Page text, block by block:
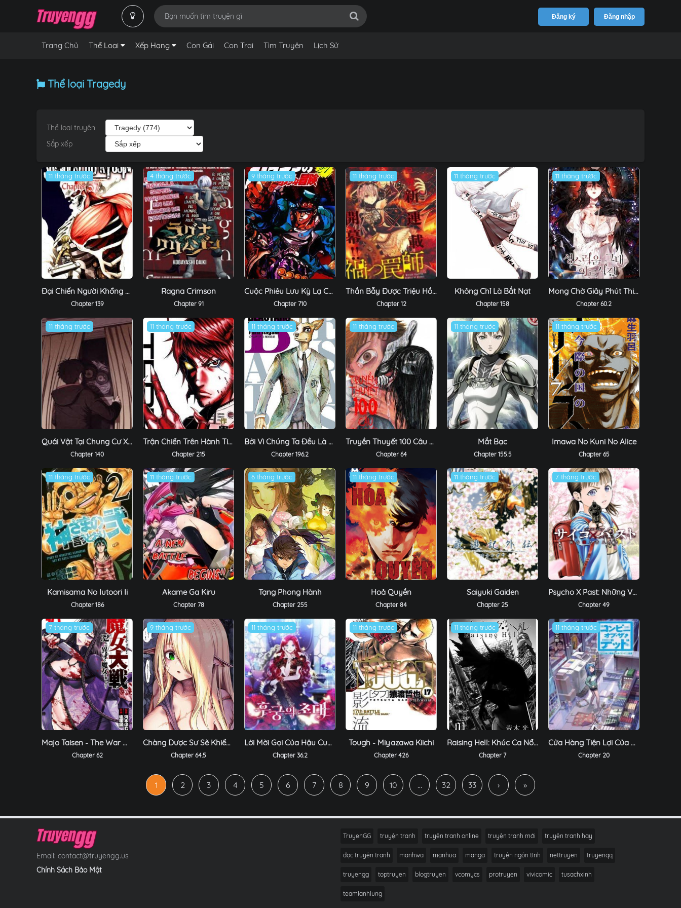
Đăng ký Đăng nhập
Trang Chủ Thể Loại Xếp Hạng Con Gái Con Trai Tìm Truyện Lịch Sử
Thể loại Tragedy
Thể loại truyện
Sắp xếp
11 tháng trước
Đại Chiến Người Khổng Lồ
Chapter 139
4 tháng trước
Ragna Crimson
Chapter 91
9 tháng trước
Cuộc Phiêu Lưu Kỳ Lạ Của Jojo
Chapter 710
11 tháng trước
Thần Bẫy Được Triệu Hồi Sang Dị Giới: Kẻ Săn Anh Hùng
Chapter 12
11 tháng trước
Không Chỉ Là Bắt Nạt
Chapter 158
11 tháng trước
Mong Chờ Giây Phút Thiêng Liêng Được Chạm Tới Người
Chapter 60.2
11 tháng trước
Quái Vật Tại Chung Cư Xanh
Chapter 140
11 tháng trước
Trận Chiến Trên Hành Tinh Đỏ
Chapter 215
11 tháng trước
Bởi Vì Chúng Ta Đều Là Những Ngôi Sao
Chapter 196.2
11 tháng trước
Truyền Thuyết 100 Câu Chuyện Ma
Chapter 64
11 tháng trước
Mắt Bạc
Chapter 155.5
11 tháng trước
Imawa No Kuni No Alice
Chapter 65
11 tháng trước
Kamisama No Iutoori Ii
Chapter 186
11 tháng trước
Akame Ga Kiru
Chapter 78
6 tháng trước
Tạng Phong Hành
Chapter 255
11 tháng trước
Hoả Quyền
Chapter 84
11 tháng trước
Saiyuki Gaiden
Chapter 25
7 tháng trước
Psycho X Past: Những Vụ Án Giết Người Kỳ Quái
Chapter 49
7 tháng trước
Majo Taisen - The War Of Greedy Witches
Chapter 62
9 tháng trước
Chàng Dược Sư Sẽ Khiến Nàng Elf Được Hạnh Phúc
Chapter 64.5
11 tháng trước
Lời Mời Gọi Của Hậu Cung
Chapter 36.2
11 tháng trước
Tough - Miyazawa Kiichi
Chapter 426
11 tháng trước
Raising Hell: Khúc Ca Nổi Loạn
Chapter 7
11 tháng trước
Cửa Hàng Tiện Lợi Của Cái Chết: Người Nhân Viên Sẽ Được Giải Cứu Sau 100 Ngày
Chapter 20
1 2 3 4 5 6 7 8 9 10 ... 32 33 › »
Email: contact@truyengg.us
Chính Sách Bảo Mật
TruyenGG truyện tranh truyện tranh online truyện tranh mới truyện tranh hay
đọc truyện tranh manhwa manhua manga truyện ngôn tình nettruyen truyenqq
truyengg toptruyen blogtruyen vcomycs protruyen vivicomic tusachxinh
teamlanhlung